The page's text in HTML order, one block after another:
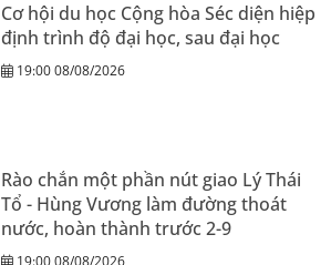
Cơ hội du học Cộng hòa Séc diện hiệp
định trình độ đại học, sau đại học
19:00 08/08/2026
Rào chắn một phần nút giao Lý Thái
Tổ - Hùng Vương làm đường thoát
nước, hoàn thành trước 2-9